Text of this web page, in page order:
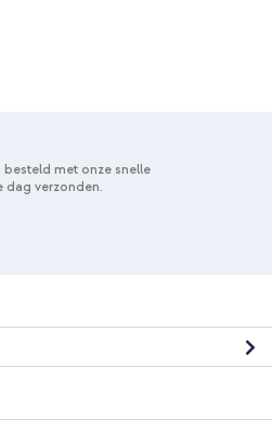
besteld met onze snelle
dag verzonden.